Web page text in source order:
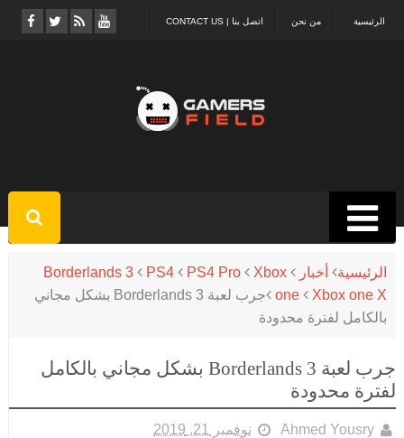
اتصل بنا | CONTACT US من نحن الرئيسية
الرئيسية أخبار Borderlands 3 PS4 PS4 Pro
Xbox
one
Xbox one X
جرب لعبة Borderlands 3 بشكل مجاني
بالكامل لفترة محدودة
جرب لعبة Borderlands 3 بشكل مجاني بالكامل
لفترة محدودة
Ahmed Yousry نوفمبر 21, 2019